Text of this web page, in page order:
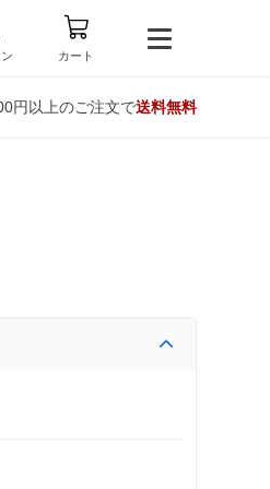
カート
円以上のご注文で送料無料